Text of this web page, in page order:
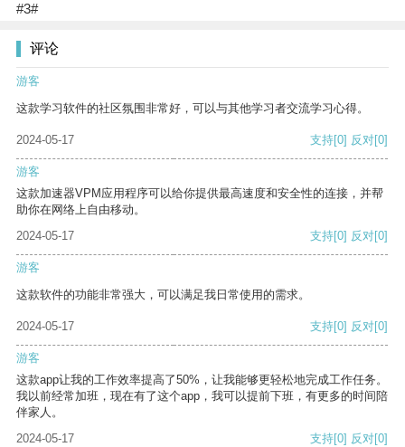
#3#
评论
游客
这款学习软件的社区氛围非常好，可以与其他学习者交流学习心得。
2024-05-17 支持[0] 反对[0]
游客
这款加速器VPM应用程序可以给你提供最高速度和安全性的连接，并帮
助你在网络上自由移动。
2024-05-17
支持[0] 反对[0]
游客
这款软件的功能非常强大，可以满足我日常使用的需求。
2024-05-17 支持[0] 反对[0]
游客
这款app让我的工作效率提高了50%，让我能够更轻松地完成工作任务。
我以前经常加班，现在有了这个app，我可以提前下班，有更多的时间陪
伴家人。
2024-05-17
支持[0] 反对[0]